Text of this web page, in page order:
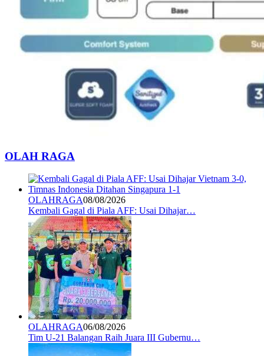
OLAH RAGA
OLAHRAGA08/08/2026
Kembali Gagal di Piala AFF: Usai Dihajar…
OLAHRAGA06/08/2026
Tim U-21 Balangan Raih Juara III Gubernu…